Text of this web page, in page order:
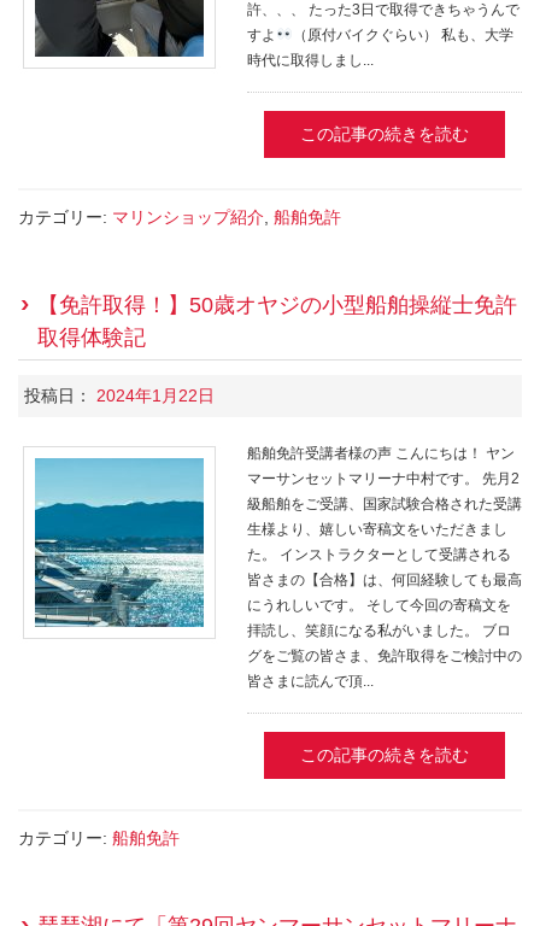
許、、、 たった3日で取得できちゃうんで
すよ
（原付バイクぐらい） 私も、大学
時代に取得しまし...
この記事の続きを読む
カテゴリー: マリンショップ紹介 船舶免許
【免許取得！】50歳オヤジの小型船舶操縦士免許
取得体験記
投稿日： 2024年1月22日
船舶免許受講者様の声 こんにちは！ ヤン
マーサンセットマリーナ中村です。 先月2
級船舶をご受講、国家試験合格された受講
生様より、嬉しい寄稿文をいただきまし
た。 インストラクターとして受講される
皆さまの【合格】は、何回経験しても最高
にうれしいです。 そして今回の寄稿文を
拝読し、笑顔になる私がいました。 ブロ
グをご覧の皆さま、免許取得をご検討中の
皆さまに読んで頂...
この記事の続きを読む
カテゴリー: 船舶免許